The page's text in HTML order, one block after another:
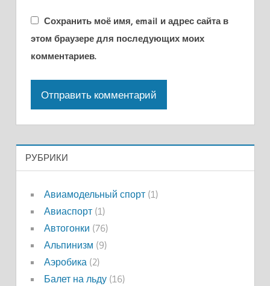
Сохранить моё имя, email и адрес сайта в
этом браузере для последующих моих
комментариев.
РУБРИКИ
Авиамодельный спорт(1)
Авиаспорт(1)
Автогонки (76)
Альпинизм (9)
Аэробика(2)
Балет на льду(16)